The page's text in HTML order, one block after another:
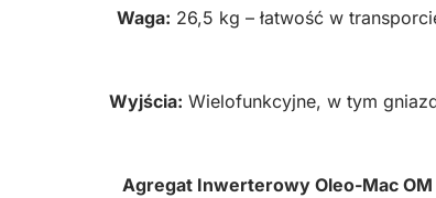
Waga: 26,5 kg – łatwość w
Wyjścia: Wielofunkcyjne, w tym
Agregat Inwerterowy Oleo-Mac OM